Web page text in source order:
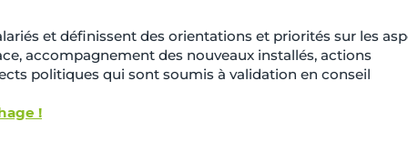
et définissent des orientations et priorités sur les
accompagnement des nouveaux installés, actions
politiques qui sont soumis à validation en conseil
!